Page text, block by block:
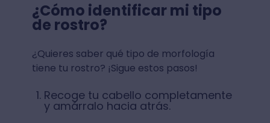
¿Cómo identificar mi tipo
de rostro?
¿Quieres saber qué tipo de morfología
tiene tu rostro? ¡Sigue estos pasos!
Recoge tu cabello completamente
y amárralo hacia atrás.